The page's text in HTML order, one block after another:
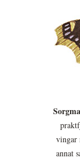
vingar
annat